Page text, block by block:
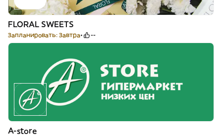
FLORAL SWEETS
Запланировать: Завтра --
A-store